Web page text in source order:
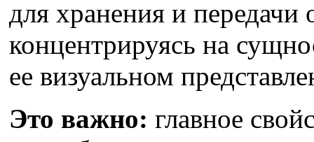
для хранения и
концентрируясь на
ее визуальном
Это важно: главное